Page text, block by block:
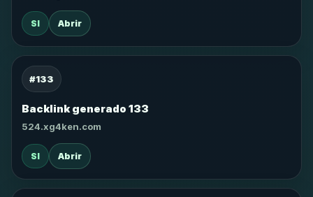
SI Abrir
#133
Backlink generado 133
524.xg4ken.com
SI Abrir